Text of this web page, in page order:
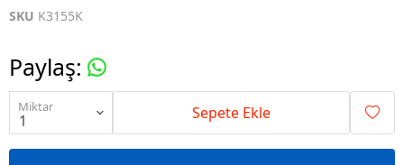
SKU K3155K
Paylaş:
Miktar Sepete Ekle